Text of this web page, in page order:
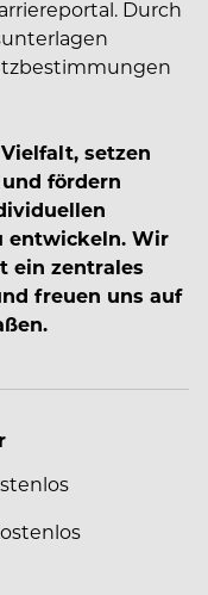
Durch
setzen
fördern
entwickeln. Wir
ein zentrales
freuen uns auf